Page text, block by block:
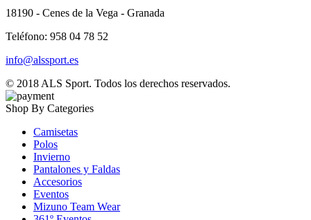
18190 - Cenes de la Vega - Granada
Teléfono: 958 04 78 52
info@alssport.es
© 2018 ALS Sport. Todos los derechos reservados.
Shop By Categories
Camisetas
Polos
Invierno
Pantalones y Faldas
Accesorios
Eventos
Mizuno Team Wear